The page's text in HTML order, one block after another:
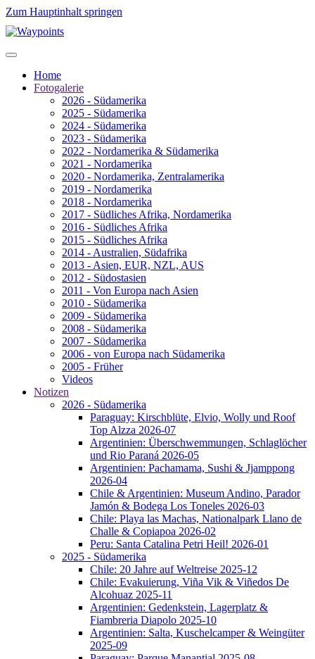
Zum Hauptinhalt springen
Home
Fotogalerie
2026 - Südamerika
2025 - Südamerika
2024 - Südamerika
2023 - Südamerika
2022 - Nordamerika & Südamerika
2021 - Nordamerika
2020 - Nordamerika, Zentralamerika
2019 - Nordamerika
2018 - Nordamerika
2017 - Südliches Afrika, Nordamerika
2016 - Südliches Afrika
2015 - Südliches Afrika
2014 - Australien, Südafrika
2013 - Asien, EUR, NZL, AUS
2012 - Südostasien
2011 - Von Europa nach Asien
2010 - Südamerika
2009 - Südamerika
2008 - Südamerika
2007 - Südamerika
2006 - von Europa nach Südamerika
2005 - Früher
Videos
Notizen
2026 - Südamerika
Paraguay: Kirschblüte, Elvio, Wolly und Roof
Top Alzza 2026-07
Argentinien: Überschwemmungen, Schlaglöcher
und Rio Paraná 2026-05
Argentinien: Pachamama, Sushi & Jjamppong
2026-04
Chile & Argentinien: Museum Andino, Parador
Jamón & Bodega Los Toneles 2026-03
Chile: Playa las Machas, Nationalpark Llano de
Challe & Copiapoa 2026-02
Peru: Santa Catalina Petri Heil! 2026-01
2025 - Südamerika
Chile: 20 Jahre auf Weltreise 2025-12
Chile: Evakuierung, Viña Vik & Viñedos De
Alcohuaz 2025-11
Argentinien: Gedenkstein, Lagerplatz &
Fiambreria Diapolo 2025-10
Argentinien: Salta, Kuschelcamper & Weingüter
2025-09